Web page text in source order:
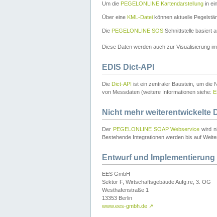
Um die PEGELONLINE Kartendarstellung in
Über eine KML-Datei können aktuelle
Die PEGELONLINE SOS Schnittstelle basiert
Diese Daten werden auch zur Visualisierung im
EDIS Dict-API
Die Dict-API ist ein zentraler Baustein, um die
von Messdaten (weitere Informationen siehe:
Nicht mehr weiterentwickelte
Der PEGELONLINE SOAP Webservice wird
Bestehende Integrationen werden bis auf
Entwurf und Implementierung
EES GmbH
Sektor F, Wirtschaftsgebäude Aufg.re, 3. OG
Westhafenstraße 1
13353 Berlin
www.ees-gmbh.de ↗